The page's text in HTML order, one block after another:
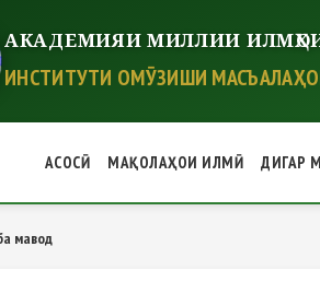
АКАДЕМИЯИ МИЛЛИИ
ИНСТИТУТИ ОМӮЗИШИ
АСОСӢ МАҚОЛАҲОИ ИЛМӢ ДИГАР
К
мавод